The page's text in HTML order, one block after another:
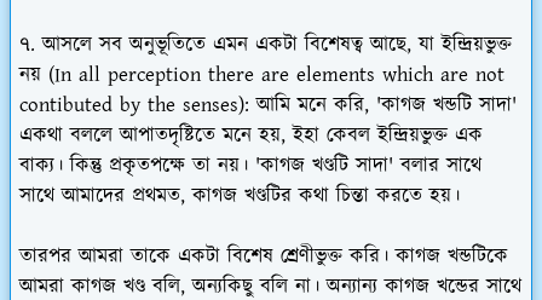
৭. আসলে সব অনুভূতিতে এমন একটা বিশেষত্ব আছে, যা ইন্দ্রিয়ভুক্ত
নয় (In all perception there are elements which are not
contibuted by the senses): আমি মনে করি, 'কাগজ খন্ডটি সাদা'
একথা বললে আপাতদৃষ্টিতে মনে হয়, ইহা কেবল ইন্দ্রিয়ভুক্ত এক
বাক্য। কিন্তু প্রকৃতপক্ষে তা নয়। 'কাগজ খণ্ডটি সাদা' বলার সাথে
সাথে আমাদের প্রথমত, কাগজ খণ্ডটির কথা চিন্তা করতে হয়।
তারপর আমরা তাকে একটা বিশেষ শ্রেণীভুক্ত করি। কাগজ খন্ডটিকে
আমরা কাগজ খণ্ড বলি, অন্যকিছু বলি না। অন্যান্য কাগজ খন্ডের সাথে